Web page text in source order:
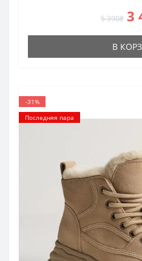
5 390₴ 3
В
-31%
Последняя пара